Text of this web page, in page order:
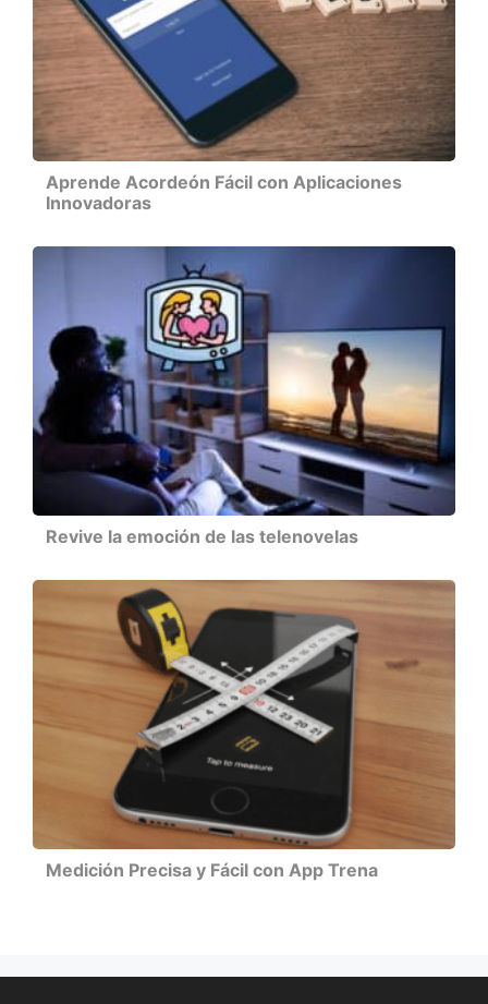
Aprende Acordeón Fácil con Aplicaciones
Innovadoras
Revive la emoción de las telenovelas
Medición Precisa y Fácil con App Trena